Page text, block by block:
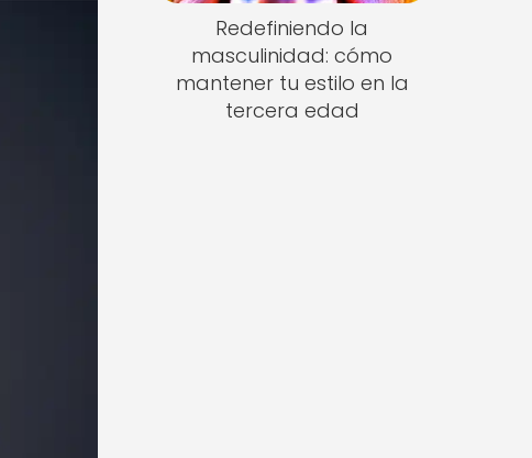
Redefiniendo la
masculinidad: cómo
mantener tu estilo en la
tercera edad